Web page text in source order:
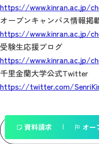
https://www.kinran.ac.jp/
オープンキャンパス情報掲
https://www.kinran.ac.jp/
受験生応援ブログ
https://www.kinran.ac.jp/
千里金蘭大学公式Twitter
https://twitter.com/
一覧へ戻る
資料請求 オー